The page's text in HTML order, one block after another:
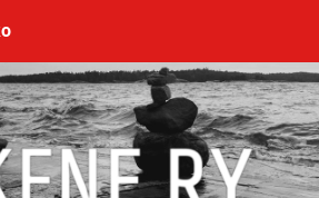
Skene - yhdessä rikoksettomaan